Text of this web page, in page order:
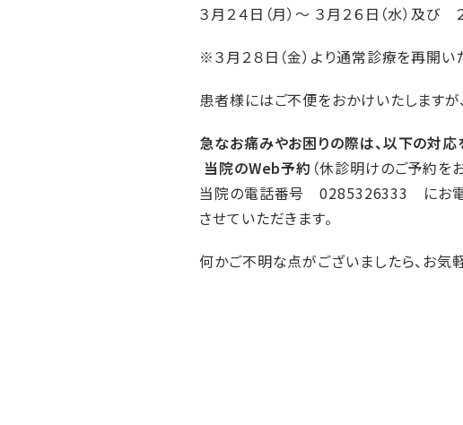
３月２４日（月）～ ３月２６日（水）及び ２
※３月２８日（金）より通常診療を再開い
患者様にはご不便をおかけいたしますが
急なお痛みやお困りの際は、以下の対応
当院のWeb予約 （休診明けのご予約を
当院の電話番号 0285326333 にお電
させていただきます。
何かご不明な点がございましたら、お気